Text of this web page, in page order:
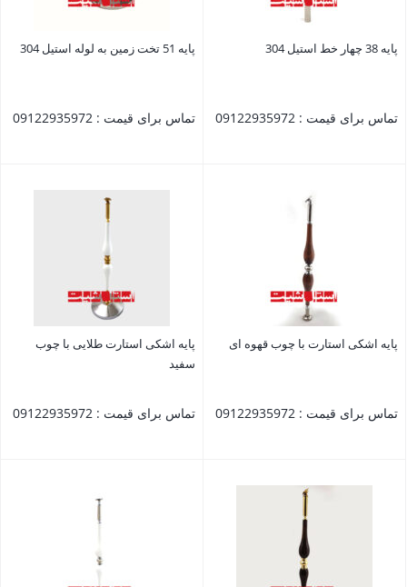
پایه 38 چهار خط استیل 304
تماس برای قیمت : 09122935972
پایه 51 تخت زمین به لوله استیل 304
تماس برای قیمت : 09122935972
پایه اشکی استارت با چوب قهوه ای
تماس برای قیمت : 09122935972
پایه اشکی استارت طلایی با چوب
سفید
تماس برای قیمت : 09122935972